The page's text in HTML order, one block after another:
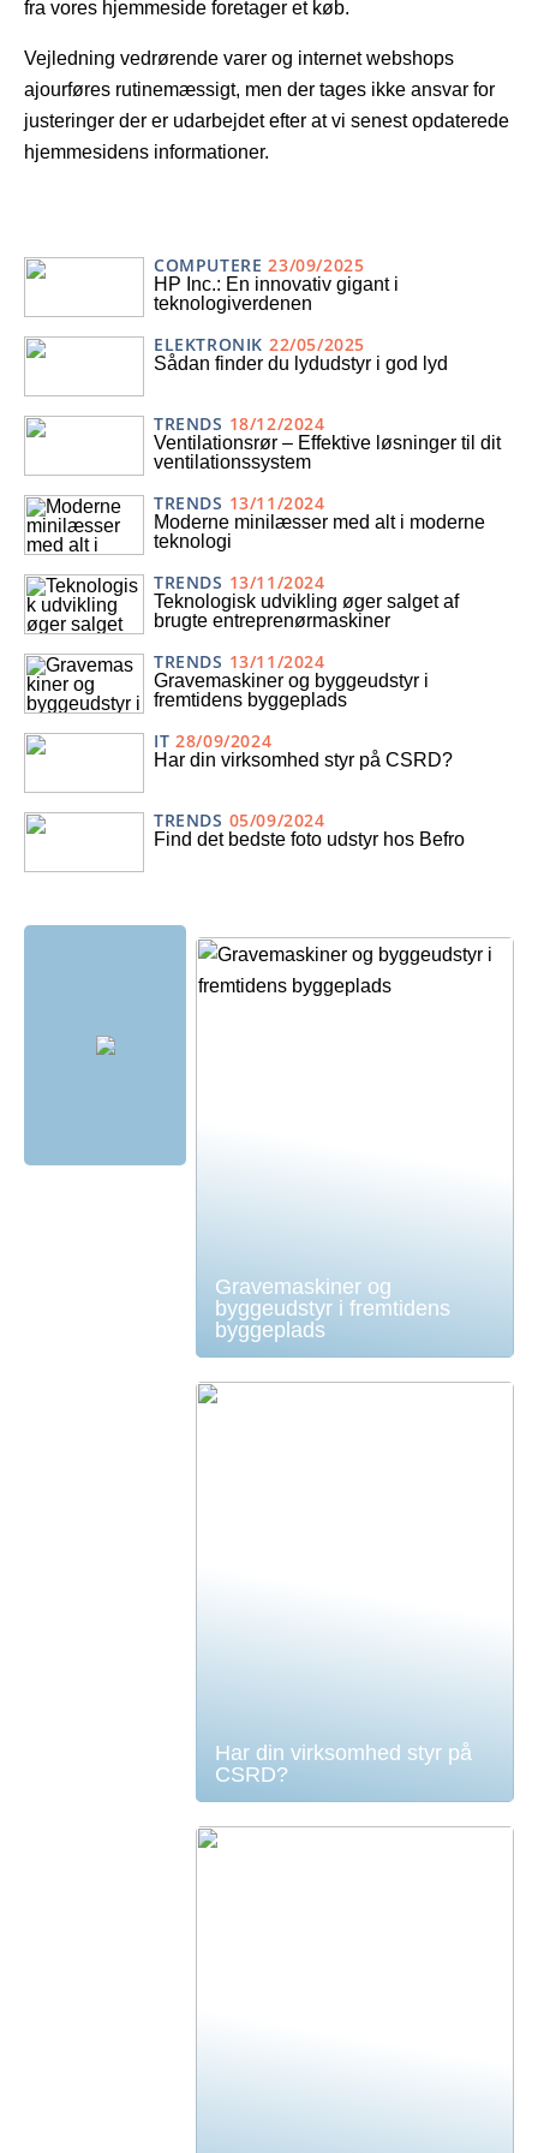
fra vores hjemmeside foretager et køb.
Vejledning vedrørende varer og internet webshops
ajourføres rutinemæssigt, men der tages ikke ansvar for
justeringer der er udarbejdet efter at vi senest opdaterede
hjemmesidens informationer.
COMPUTERE 23/09/2025
HP Inc.: En innovativ gigant i
teknologiverdenen
ELEKTRONIK 22/05/2025
Sådan finder du lydudstyr i god lyd
TRENDS 18/12/2024
Ventilationsrør – Effektive løsninger til dit
ventilationssystem
TRENDS 13/11/2024
Moderne minilæsser med alt i moderne
teknologi
TRENDS 13/11/2024
Teknologisk udvikling øger salget af
brugte entreprenørmaskiner
TRENDS 13/11/2024
Gravemaskiner og byggeudstyr i
fremtidens byggeplads
IT 28/09/2024
Har din virksomhed styr på CSRD?
TRENDS 05/09/2024
Find det bedste foto udstyr hos Befro
Gravemaskiner og
byggeudstyr i fremtidens
byggeplads
Har din virksomhed styr på
CSRD?